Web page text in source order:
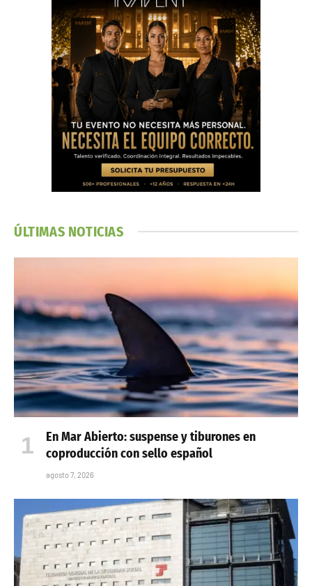
ÚLTIMAS NOTICIAS
En Mar Abierto: suspense y tiburones en
coproducción con sello español
agosto 7, 2026